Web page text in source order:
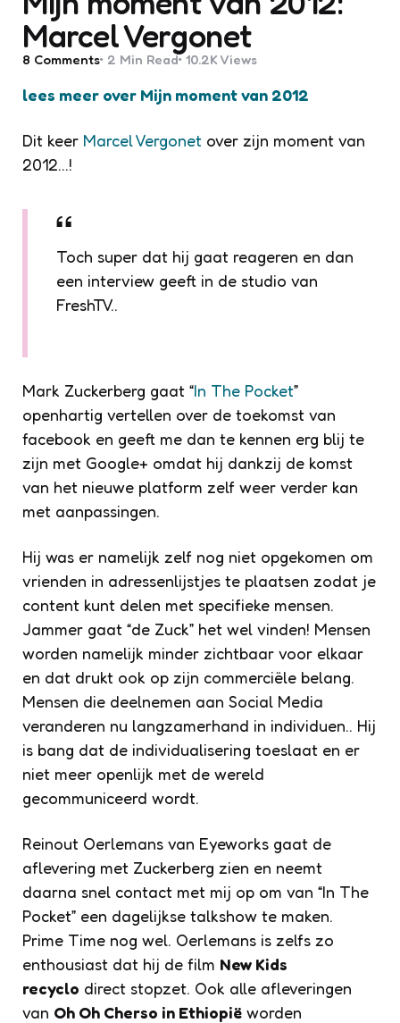
Marcel Vergonet
8 Comments 2 Min Read 10.2K Views
lees meer over Mijn moment van 2012
Dit keer Marcel Vergonet over zijn moment van
2012…!
Toch super dat hij gaat reageren en dan
een interview geeft in de studio van
FreshTV..
Mark Zuckerberg gaat “In The Pocket”
openhartig vertellen over de toekomst van
facebook en geeft me dan te kennen erg blij te
zijn met Google+ omdat hij dankzij de komst
van het nieuwe platform zelf weer verder kan
met aanpassingen.
Hij was er namelijk zelf nog niet opgekomen om
vrienden in adressenlijstjes te plaatsen zodat je
content kunt delen met specifieke mensen.
Jammer gaat “de Zuck” het wel vinden! Mensen
worden namelijk minder zichtbaar voor elkaar
en dat drukt ook op zijn commerciële belang.
Mensen die deelnemen aan Social Media
veranderen nu langzamerhand in individuen.. Hij
is bang dat de individualisering toeslaat en er
niet meer openlijk met de wereld
gecommuniceerd wordt.
Reinout Oerlemans van Eyeworks gaat de
aflevering met Zuckerberg zien en neemt
daarna snel contact met mij op om van “In The
Pocket” een dagelijkse talkshow te maken.
Prime Time nog wel. Oerlemans is zelfs zo
enthousiast dat hij de film New Kids
recyclo direct stopzet. Ook alle afleveringen
van Oh Oh Cherso in Ethiopië worden